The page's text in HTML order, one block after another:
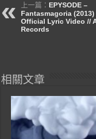
上一篇： EPYSODE –
Fantasmagoria (2013)
Official Lyric Video //
Records
相關文章